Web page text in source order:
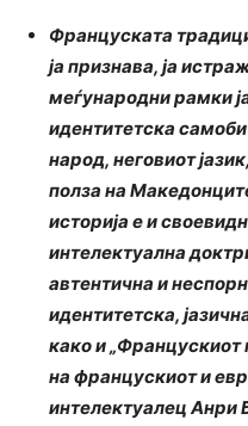
Француската
ја признава, ја
меѓународни рамки
идентитетска
народ, неговиот
полза на
историја е и
интелектуална
автентична и
идентитетска,
како и
на францускиот и
интелектуалец Анри